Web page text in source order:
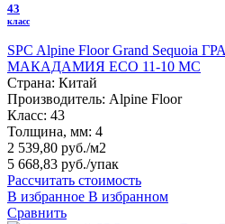
43
класс
SPC Alpine Floor Grand Sequoia
МАКАДАМИЯ ECO 11-10 MC
Страна: Китай
Производитель: Alpine Floor
Класс: 43
Толщина, мм: 4
2 539,80 руб./м2
5 668,83 руб./упак
Рассчитать стоимость
В избранное В избранном
Сравнить